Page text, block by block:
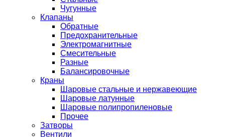
Чугунные
Клапаны
Обратные
Предохранительные
Электромагнитные
Смесительные
Разные
Балансировочные
Краны
Шаровые стальные и нержавеющие
Шаровые латунные
Шаровые полипропиленовые
Прочее
Затворы
Вентили